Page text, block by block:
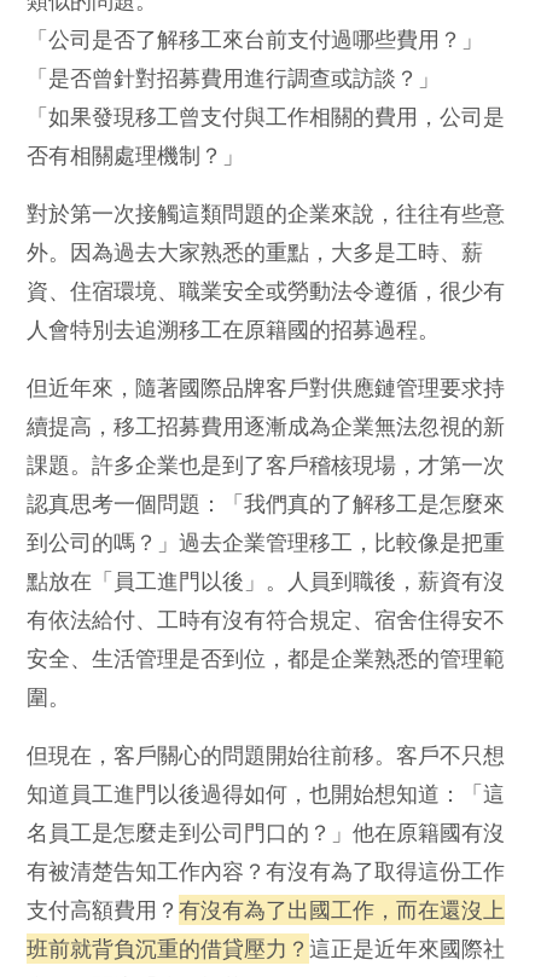
「公司是否了解移工來台前支付過哪些費用？」
「是否曾針對招募費用進行調查或訪談？」
「如果發現移工曾支付與工作相關的費用，公司是
否有相關處理機制？」
對於第一次接觸這類問題的企業來說，往往有些意
外。因為過去大家熟悉的重點，大多是工時、薪
資、住宿環境、職業安全或勞動法令遵循，很少有
人會特別去追溯移工在原籍國的招募過程。
但近年來，隨著國際品牌客戶對供應鏈管理要求持
續提高，移工招募費用逐漸成為企業無法忽視的新
課題。許多企業也是到了客戶稽核現場，才第一次
認真思考一個問題：「我們真的了解移工是怎麼來
到公司的嗎？」過去企業管理移工，比較像是把重
點放在「員工進門以後」。人員到職後，薪資有沒
有依法給付、工時有沒有符合規定、宿舍住得安不
安全、生活管理是否到位，都是企業熟悉的管理範
圍。
但現在，客戶關心的問題開始往前移。客戶不只想
知道員工進門以後過得如何，也開始想知道：「這
名員工是怎麼走到公司門口的？」他在原籍國有沒
有被清楚告知工作內容？有沒有為了取得這份工作
支付高額費用？有沒有為了出國工作，而在還沒上
班前就背負沉重的借貸壓力？這正是近年來國際社